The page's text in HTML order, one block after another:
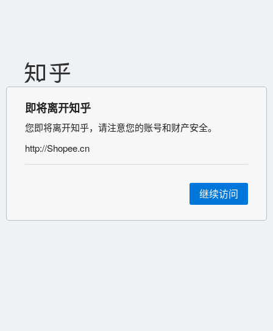
即将离开知乎
您即将离开知乎，请注意您的账号和财产安全。
http://Shopee.cn
继续访问